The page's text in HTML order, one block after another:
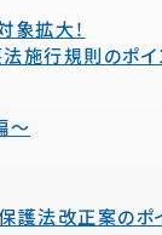
象拡大！
施行規則のポイ
～
護法改正案のポ